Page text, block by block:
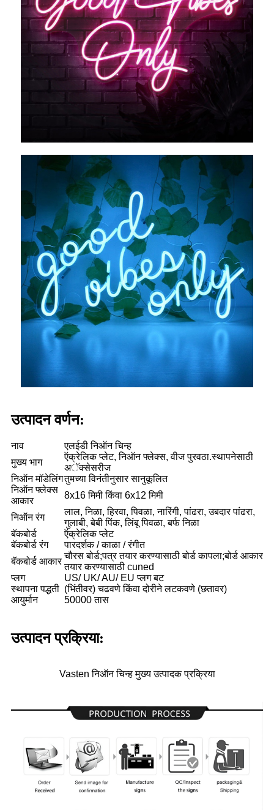
उत्पादन वर्णन:
नाव
एलईडी निऑन चिन्ह
मुख्य भाग
ऍक्रेलिक प्लेट, निऑन फ्लेक्स, वीज पुरवठा.स्थापनेसाठी
अॅक्सेसरीज
निऑन मॉडेलिंगतुमच्या विनंतीनुसार सानुकूलित
निऑन फ्लेक्स
आकार
8x16 मिमी किंवा 6x12 मिमी
निऑन रंग
लाल, निळा, हिरवा, पिवळा, नारिंगी, पांढरा, उबदार पांढरा,
गुलाबी, बेबी पिंक, लिंबू पिवळा, बर्फ निळा
बॅकबोर्ड
ऍक्रेलिक प्लेट
बॅकबोर्ड रंग
पारदर्शक / काळा / रंगीत
बॅकबोर्ड आकार
चौरस बोर्ड;पत्र तयार करण्यासाठी बोर्ड कापला;बोर्ड आकार
तयार करण्यासाठी cuned
प्लग
US/ UK/ AU/ EU प्लग बट
स्थापना पद्धती (भिंतीवर) चढवणे किंवा दोरीने लटकवणे (छतावर)
आयुर्मान
50000 तास
उत्पादन प्रक्रिया:
Vasten निऑन चिन्ह मुख्य उत्पादक प्रक्रिया